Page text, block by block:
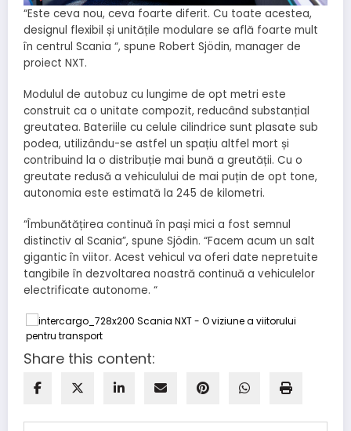
“Este ceva nou, ceva foarte diferit. Cu toate acestea,
designul flexibil și unitățile modulare se află foarte mult
în centrul Scania “, spune Robert Sjödin, manager de
proiect NXT.
Modulul de autobuz cu lungime de opt metri este
construit ca o unitate compozit, reducând substanțial
greutatea. Bateriile cu celule cilindrice sunt plasate sub
podea, utilizându-se astfel un spațiu altfel mort și
contribuind la o distribuție mai bună a greutății. Cu o
greutate redusă a vehiculului de mai puțin de opt tone,
autonomia este estimată la 245 de kilometri.
“Îmbunătățirea continuă în pași mici a fost semnul
distinctiv al Scania”, spune Sjödin. “Facem acum un salt
gigantic în viitor. Acest vehicul va oferi date nepretuite
tangibile în dezvoltarea noastră continuă a vehiculelor
electrificate autonome. “
Share this content: